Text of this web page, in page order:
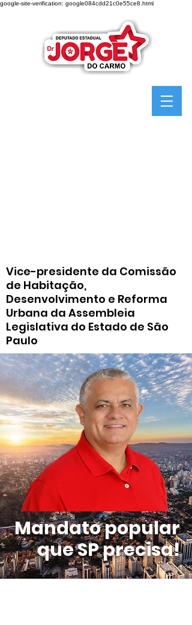
google-site-verification: google084cdd21c0e55ce8.html
Vice-presidente da Comissão
de Habitação,
Desenvolvimento e Reforma
Urbana da Assembleia
Legislativa do Estado de São
Paulo
Mandato popular
que SP precisa!